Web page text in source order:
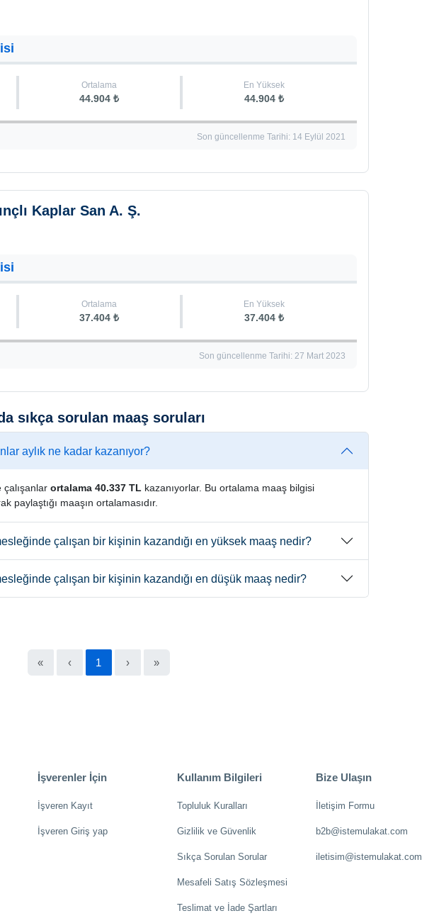
Ortalama
44.904 ₺
En Yüksek
44.904 ₺
Son güncellenme Tarihi: 14 Eylül 2021
Kaplar San A. Ş.
Ortalama
37.404 ₺
En Yüksek
37.404 ₺
Son güncellenme Tarihi: 27 Mart 2023
sıkça sorulan maaş soruları
aylık ne kadar kazanıyor?
ortalama 40.337 TL kazanıyorlar. Bu ortalama maaş bilgisi
paylaştığı maaşın ortalamasıdır.
çalışan bir kişinin kazandığı en yüksek maaş nedir?
çalışan bir kişinin kazandığı en düşük maaş nedir?
« ‹ 1 › »
İşverenler İçin
İşveren Kayıt
İşveren Giriş yap
Kullanım Bilgileri
Topluluk Kuralları
Gizlilik ve Güvenlik
Sıkça Sorulan Sorular
Mesafeli Satış Sözleşmesi
Teslimat ve İade Şartları
Bize Ulaşın
İletişim Formu
b2b@istemulakat.com
iletisim@istemulakat.com